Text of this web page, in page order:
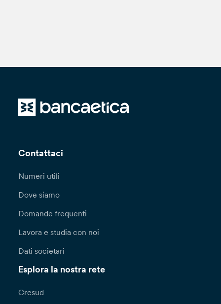
Contattaci
Numeri utili
Dove siamo
Domande frequenti
Lavora e studia con noi
Dati societari
Esplora la nostra rete
Cresud